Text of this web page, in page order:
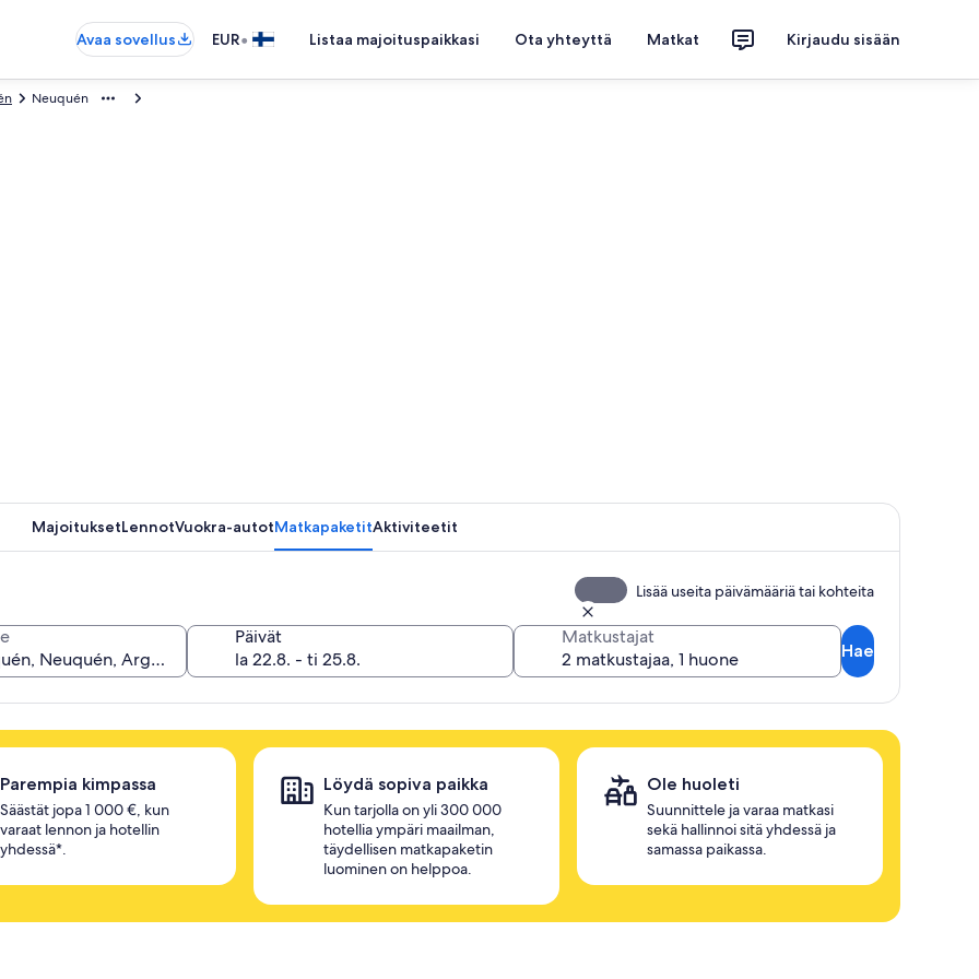
Avaa sovellus EUR• Listaa majoituspaikkasi Ota yhteyttä Matkat Kirjaudu sisään
Neuquén
MajoituksetLennotVuokra-autotMatkapaketitAktiviteetit
Lisää useita päivämääriä tai kohteita
Päivät Matkustajat
Hae
Parempia kimpassa
Säästät jopa 1 000 €, kun
varaat lennon ja hotellin
yhdessä*.
Löydä sopiva paikka
Kun tarjolla on yli 300 000
hotellia ympäri maailman,
täydellisen matkapaketin
luominen on helppoa.
Ole huoleti
Suunnittele ja varaa matkasi
sekä hallinnoi sitä yhdessä ja
samassa paikassa.